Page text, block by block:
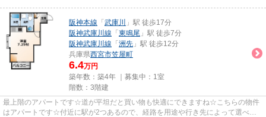
阪神本線 「 武庫川
」駅 徒歩17分
阪神武庫川線 「 東鳴尾 」駅 徒歩7分
阪神武庫川線 「 洲先 」駅 徒歩12分
兵庫県西宮市笠屋町
6.4万円
築年数：築4年 ｜募集中： 1室
階数：3階建
最上階のアパートです☆道が平坦だと買い物も快適にできますね☆こちらの物件
はアパートです☆付近に駅が2つあるので、経路を用途や行き先によって選べる